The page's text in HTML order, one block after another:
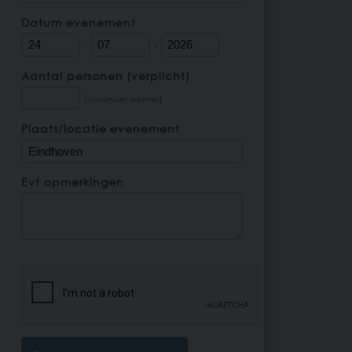
Datum evenement
- -
Aantal personen (verplicht)
(Minimum aantal)
Plaats/locatie evenement
Evt opmerkingen